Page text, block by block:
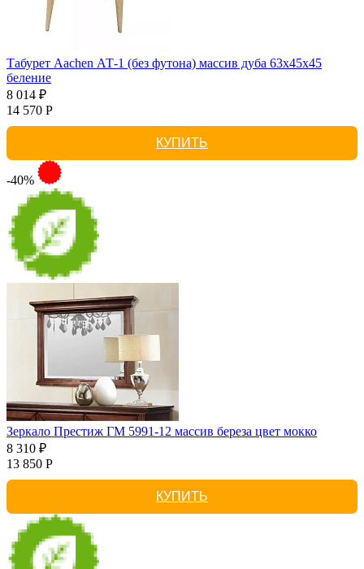
Табурет Aachen АТ-1 (без футона) массив дуба 63х45х45
беление
8 014 ₽
14 570 Р
КУПИТЬ
-40%
Зеркало Престиж ГМ 5991-12 массив береза цвет мокко
8 310 ₽
13 850 Р
КУПИТЬ